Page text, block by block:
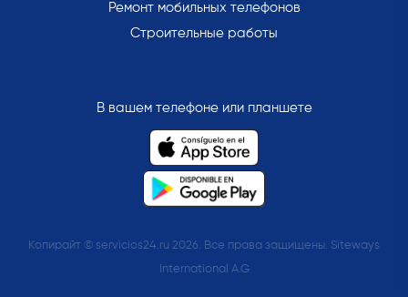
Ремонт мобильных телефонов
Строительные работы
В вашем телефоне или планшете
Копирайт © servicios24.ru 2026. Все права защищены. Siteways
International A.G